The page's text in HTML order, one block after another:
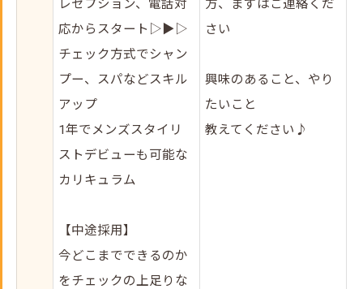
レセプション、電話対
応からスタート▷▶▷
チェック方式でシャン
プー、スパなどスキル
アップ
1年でメンズスタイリ
ストデビューも可能な
カリキュラム
【中途採用】
今どこまでできるのか
をチェックの上足りな
方、まずはご連絡くだ
さい
興味のあること、やり
たいこと
教えてください♪